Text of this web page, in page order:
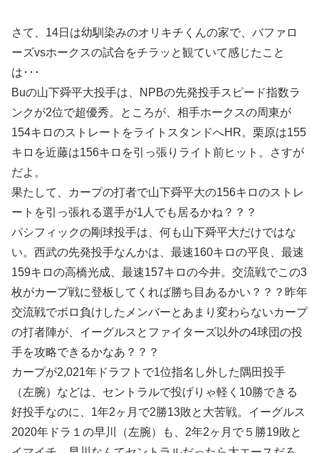
さて、14日は幼馴染みのオリキチくんの家で、バファロ
ーズvsホークスの試合をチラッと観ていて感じたこと
は･･･
Buの山下舜平大投手は、NPBの先発投手スピード指数ラ
ンクが2位で超優秀。ところが、相手ホークスの周東が
154キロのストレートをライトスタンドへHR。栗原は155
キロを近藤は156キロを引っ張りライト前ヒット。さすが
だよ。
果たして、カープの打者で山下舜平大の156キロのストレ
ートを引っ張れる選手が1人でも居るかね？？？
パシフィックの剛球投手は、何も山下舜平大だけではな
い。西武の先発投手なんかは、最速160キロの平良、最速
159キロの高橋光成、最速157キロの今井。交流戦でこの3
枚がカープ戦に登板してくれば勝ち目あるかい？？？昨年
交流戦でボロ負けしたメンバーとあまり変わらないカープ
の打者陣が、イーグルスとファイターズ以外の4球団の投
手を攻略できるかなあ？？？
カープが2,021年ドラフトで1位指名し外した隅田投手
（左腕）などは、セントラルで投げりゃ軽く10勝できる
好投手なのに、1年2ヶ月で2勝13敗と大苦戦。イーグルス
2020年ドラ１の早川（左腕）も、2年2ヶ月で５勝19敗と